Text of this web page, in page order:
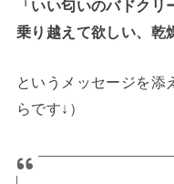
「いい匂いのバドク
乗り越えて欲しい、乾
というメッセージを添
らです↓）